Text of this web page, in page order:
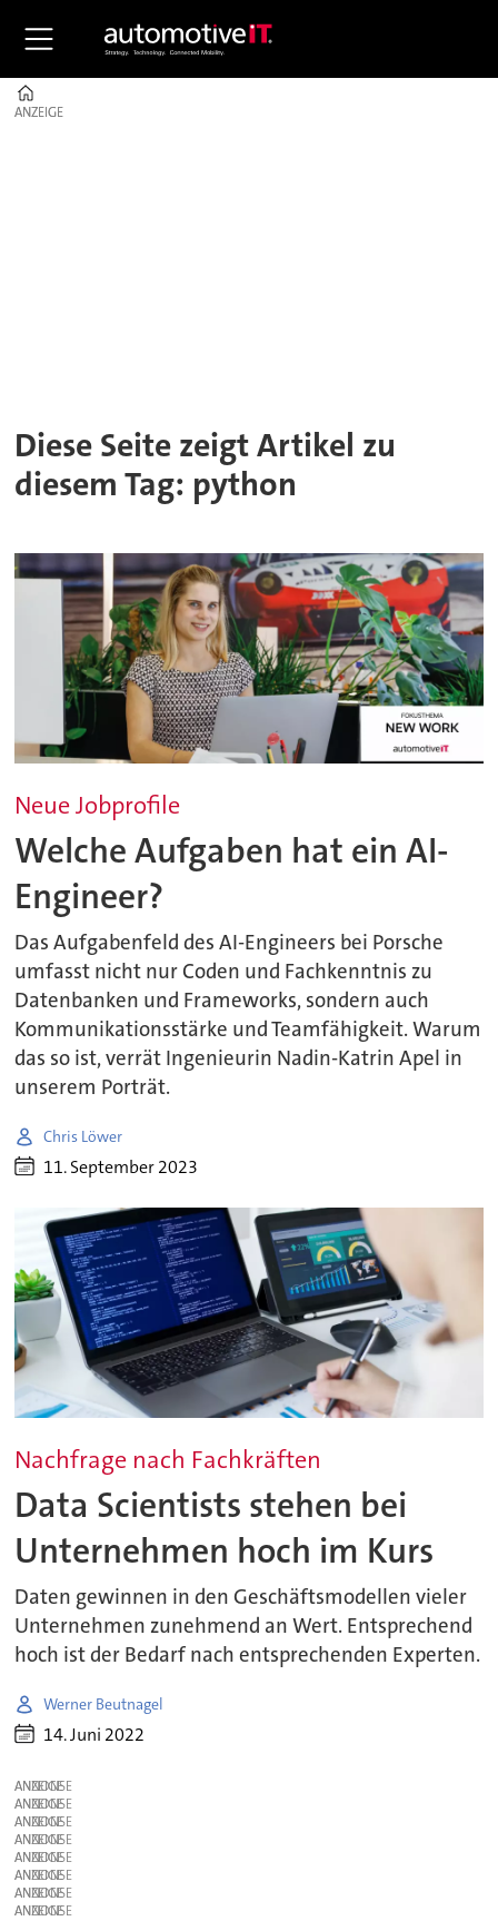
ANZEIGE
ANZEIGE
Diese Seite zeigt Artikel zu
diesem Tag: python
Neue Jobprofile
Welche Aufgaben hat ein AI-
Engineer?
Das Aufgabenfeld des AI-Engineers bei Porsche
umfasst nicht nur Coden und Fachkenntnis zu
Datenbanken und Frameworks, sondern auch
Kommunikationsstärke und Teamfähigkeit. Warum
das so ist, verrät Ingenieurin Nadin-Katrin Apel in
unserem Porträt.
Chris Löwer
11. September 2023
Nachfrage nach Fachkräften
Data Scientists stehen bei
Unternehmen hoch im Kurs
Daten gewinnen in den Geschäftsmodellen vieler
Unternehmen zunehmend an Wert. Entsprechend
hoch ist der Bedarf nach entsprechenden Experten.
Werner Beutnagel
14. Juni 2022
ANZEIGE
ANZEIGE
ANZEIGE
ANZEIGE
ANZEIGE
ANZEIGE
ANZEIGE
ANZEIGE